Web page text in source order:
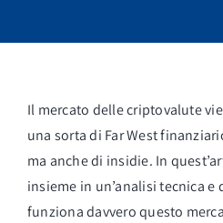
Il mercato delle criptovalute
una sorta di Far West
ma anche di insidie. In
insieme in un’analisi tecnica e
funziona davvero questo